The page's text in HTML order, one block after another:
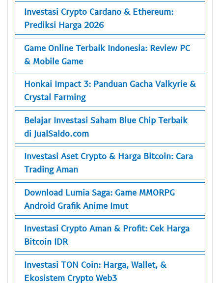
Investasi Crypto Cardano & Ethereum:
Prediksi Harga 2026
Game Online Terbaik Indonesia: Review PC
& Mobile Game
Honkai Impact 3: Panduan Gacha Valkyrie &
Crystal Farming
Belajar Investasi Saham Blue Chip Terbaik
di JualSaldo.com
Investasi Aset Crypto & Harga Bitcoin: Cara
Trading Aman
Download Lumia Saga: Game MMORPG
Android Grafik Anime Imut
Investasi Crypto Aman & Profit: Cek Harga
Bitcoin IDR
Investasi TON Coin: Harga, Wallet, &
Ekosistem Crypto Web3